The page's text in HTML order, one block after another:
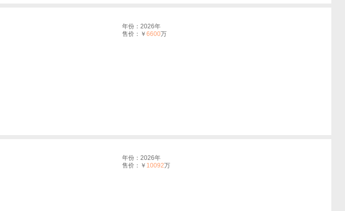
年份：2026年
售价：￥6600万
年份：2026年
售价：￥ 10092万